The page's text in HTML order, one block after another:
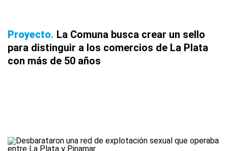
Proyecto La Comuna busca crear un sello
para distinguir a los comercios de La Plata
con más de 50 años